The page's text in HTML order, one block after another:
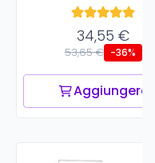
34,55 €
53,65 € -36%
Aggiungere